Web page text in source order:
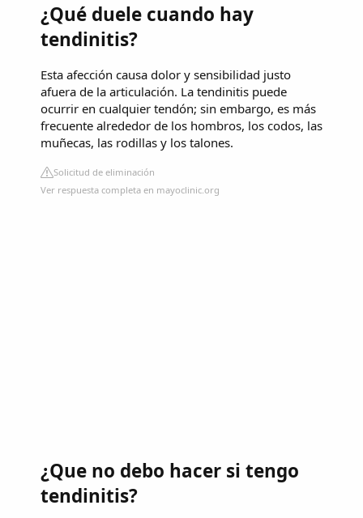
¿Qué duele cuando hay
tendinitis?
Esta afección causa dolor y sensibilidad justo
afuera de la articulación. La tendinitis puede
ocurrir en cualquier tendón; sin embargo, es más
frecuente alrededor de los hombros, los codos, las
muñecas, las rodillas y los talones.
Solicitud de eliminación
Ver respuesta completa en mayoclinic.org
¿Que no debo hacer si tengo
tendinitis?